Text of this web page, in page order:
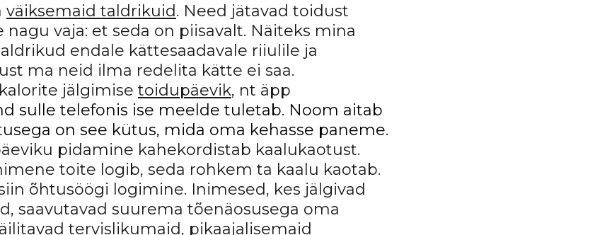
väiksemaid taldrikuid. Need jätavad toidust
vaja: et seda on piisavalt. Näiteks mina
endale kättesaadavale riiulile ja
ma neid ilma redelita kätte ei saa.
jälgimise toidupäevik, nt äpp
sulle telefonis ise meelde tuletab. Noom aitab
on see kütus, mida oma kehasse paneme.
pidamine kahekordistab kaalukaotust.
toite logib, seda rohkem ta kaalu kaotab.
õhtusöögi logimine. Inimesed, kes jälgivad
saavutavad suurema tõenäosusega oma
tervislikumaid, pikaajalisemaid